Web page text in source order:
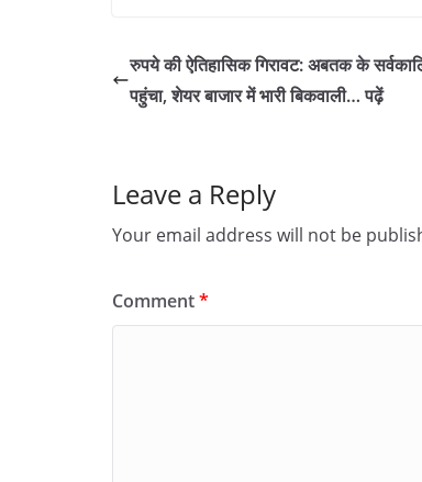
रुपये की ऐतिहासिक गिरावट: अबतक के
पहुंचा, शेयर बाजार में भारी बिकवाली… पढ़ें
Leave a Reply
Your email address will not be
Comment*